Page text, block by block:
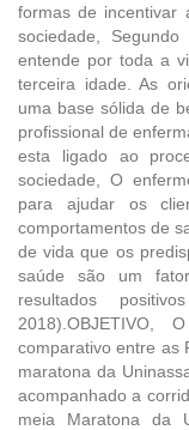
formas de incentivar
sociedade,
entende por toda a
terceira idade. As
uma base sólida de
profissional de
esta ligado ao
sociedade, O
para ajudar os
comportamentos de
de vida que os
saúde são um
resultados
comparativo entre as
maratona da
acompanhado a
meia Maratona da